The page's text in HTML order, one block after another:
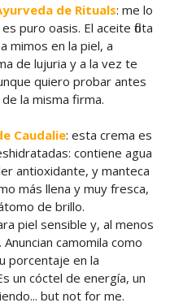
de Rituals: me lo
puro oasis. El aceite flota
mimos en la piel, a
de lujuria y a la vez te
quiero probar antes
la misma firma.
Caudalie: esta crema es
contiene agua
antioxidante, y manteca
más llena y muy fresca,
de brillo.
piel sensible y, al menos
camomila como
porcentaje en la
un cóctel de energía, un
but not for me.